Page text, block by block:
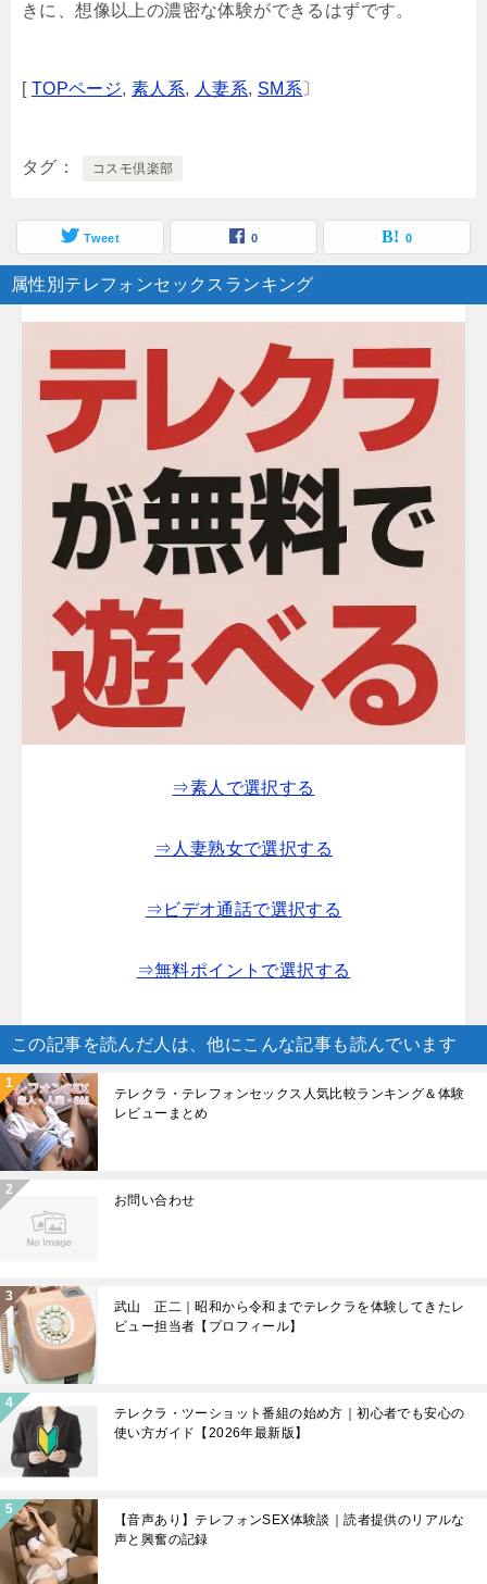
きに、想像以上の濃密な体験ができるはずです。
[ TOPページ,素人系, 人妻系, SM系 〕
タグ コスモ倶楽部
Tweet 0 0
属性別テレフォンセックスランキング
⇒素人で選択する
⇒人妻熟女で選択する
⇒ビデオ通話で選択する
⇒無料ポイントで選択する
この記事を読んだ人は、他にこんな記事も読んでいます
テレクラ・テレフォンセックス人気比較ランキング＆体験
レビューまとめ
お問い合わせ
武山 正二｜昭和から令和までテレクラを体験してきたレ
ビュー担当者【プロフィール】
テレクラ・ツーショット番組の始め方｜初心者でも安心の
使い方ガイド【2026年最新版】
【音声あり】テレフォンSEX体験談｜読者提供のリアルな
声と興奮の記録